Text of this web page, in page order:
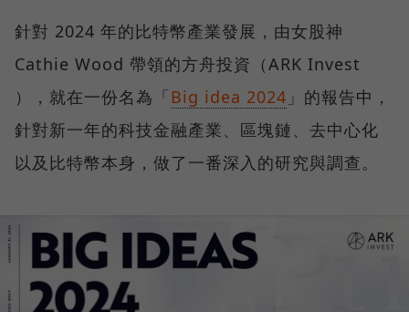
針對 2024 年的比特幣產業發展，由女股神
Cathie Wood 帶領的方舟投資（ARK Invest
），就在一份名為「Big idea 2024 」的報告中，
針對新一年的科技金融產業、區塊鏈、去中心化
以及比特幣本身，做了一番深入的研究與調查。